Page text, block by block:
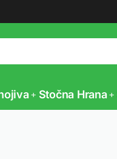
Stočna Hrana